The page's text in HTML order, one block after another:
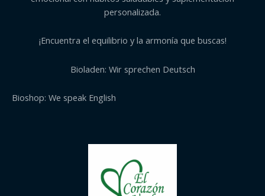
personalizada.
¡Encuentra el equilibrio y la armonía que buscas!
Bioladen: Wir sprechen Deutsch
Bioshop: We speak English